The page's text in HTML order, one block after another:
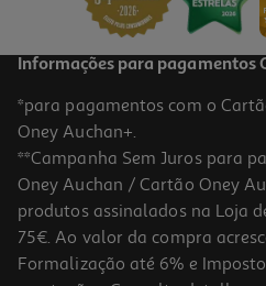
-10%
Informações para pagamentos
*para pagamentos com o
Oney Auchan+.
**Campanha Sem Juros para
Oney Auchan / Cartão Oney
produtos assinalados na Loja
75€. Ao valor da compra
Formalização até 6% e